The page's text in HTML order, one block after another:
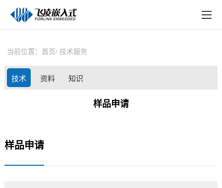
技术与支持
关于飞凌
在线购买
当前位置： 首页 技术服务
技术 资料 知识
样品申请
样品申请